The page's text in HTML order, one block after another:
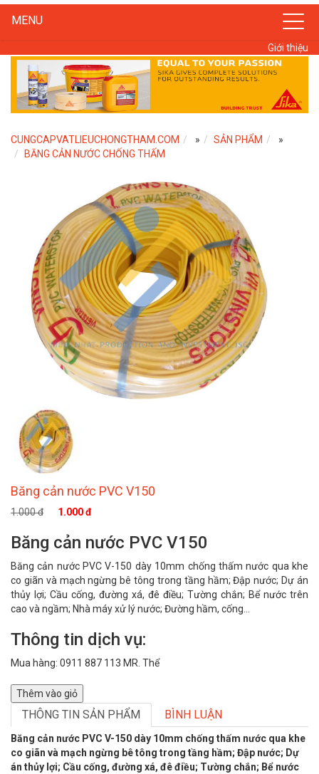
MENU
Giới thiệu
CUNGCAPVATLIEUCHONGTHAM.COM » SẢN PHẨM
»
BĂNG CẢN NƯỚC CHỐNG THẤM
Băng cản nước PVC V150
1.000 đ 1.000 đ
Băng cản nước PVC V150
Băng cản nước PVC V-150 dày 10mm chống thấm nước qua khe
co giãn và mạch ngừng bê tông trong tầng hầm; Đập nước; Dự án
thủy lợi; Cầu cống, đường xá, đê điều; Tường chắn; Bể nước trên
cao và ngầm; Nhà máy xử lý nước; Đường hầm, cống...
Thông tin dịch vụ:
Mua hàng: 0911 887 113 MR. Thể
Thêm vào giỏ
THÔNG TIN SẢN PHẨM BÌNH LUẬN
Băng cản nước PVC V-150 dày 10mm chống thấm nước qua khe
co giãn và mạch ngừng bê tông trong tầng hầm; Đập nước; Dự
án thủy lợi; Cầu cống, đường xá, đê điều; Tường chắn; Bể nước